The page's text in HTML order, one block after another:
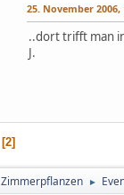
25. November 2006,
..dort trifft man
J.
2
Zimmerpflanzen ►